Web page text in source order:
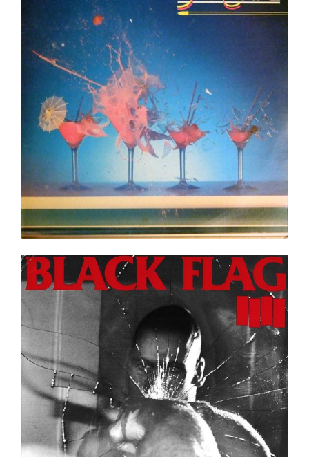
Ajouter au panier
Black Flag – Damaged LP _ Neuf / New
Ajouter au panier Détails